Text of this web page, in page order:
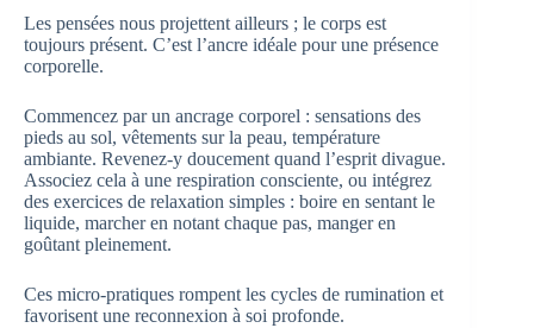
Les pensées nous projettent ailleurs ; le corps est
toujours présent. C’est l’ancre idéale pour une présence
corporelle.
Commencez par un ancrage corporel : sensations des
pieds au sol, vêtements sur la peau, température
ambiante. Revenez-y doucement quand l’esprit divague.
Associez cela à une respiration consciente, ou intégrez
des exercices de relaxation simples : boire en sentant le
liquide, marcher en notant chaque pas, manger en
goûtant pleinement.
Ces micro-pratiques rompent les cycles de rumination et
favorisent une reconnexion à soi profonde.